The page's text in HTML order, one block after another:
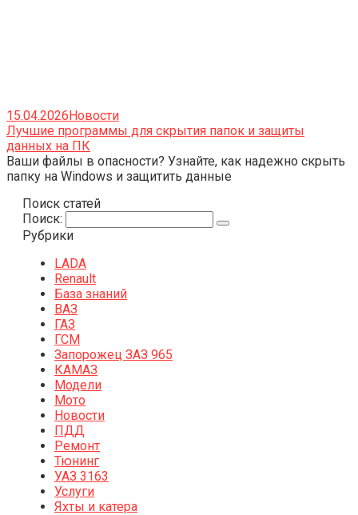
15.04.2026Новости
Лучшие программы для скрытия папок и защиты
данных на ПК
Ваши файлы в опасности? Узнайте, как надежно скрыть
папку на Windows и защитить данные
Поиск статей
Поиск:
Рубрики
LADA
Renault
База знаний
ВАЗ
ГАЗ
ГСМ
Запорожец ЗАЗ 965
КАМАЗ
Модели
Мото
Новости
ПДД
Ремонт
Тюнинг
УАЗ 3163
Услуги
Яхты и катера